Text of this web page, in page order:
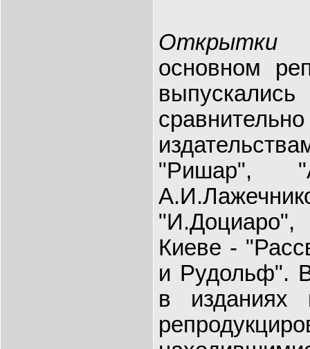
Открытки
основном
"Ришар",
Киеве -
и Рудольф".
в изданиях